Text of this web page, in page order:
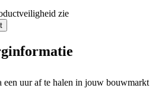
zie
een uur af te halen in jouw bouwmarkt